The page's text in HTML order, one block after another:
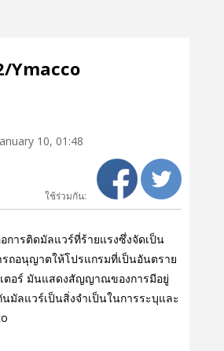
Ymacco
10, 01:48
ใช้ร่วมกัน:
การติดมัลแวร์ที่ร้ายแรงซึ่งจัดเป็น
ถอนุญาตให้โปรแกรมที่เป็นอันตราย
ตอร์ มันแสดงสัญญาณของการมีอยู่
มัลแวร์เป็นสิ่งจําเป็นในการระบุและ